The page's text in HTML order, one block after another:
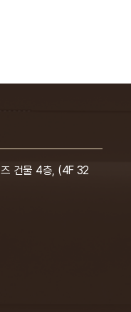
건물 4층, (4F 32